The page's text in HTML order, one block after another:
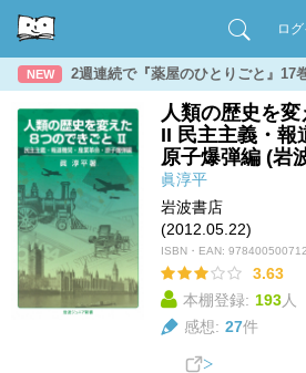
ロ
NEW 2週連続で『薬屋のひとりごと』17
人類の歴史を
II 民主主義・報
原子爆弾編 (岩
眞淳平
岩波書店
(2012.05.22)
ISBN・EAN:
3.63
本棚登録: 193人
感想: 27件